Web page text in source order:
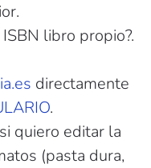
libro propio?.
directamente
.
quiero editar la
(pasta dura,